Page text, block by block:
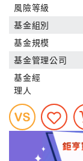
風險等級
基金組別
基金規模
基金管理公司
基金經
理人